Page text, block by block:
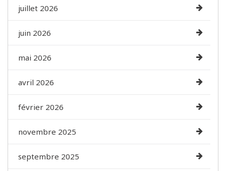
juillet 2026
juin 2026
mai 2026
avril 2026
février 2026
novembre 2025
septembre 2025